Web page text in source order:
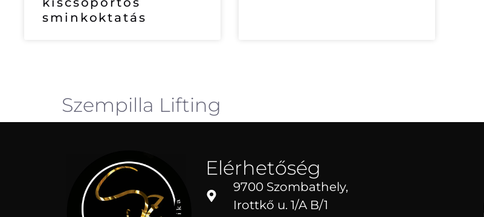
sminkoktatás
Szempilla Lifting
Elérhetőség
9700 Szombathely,
Irottkő u. 1/A B/1